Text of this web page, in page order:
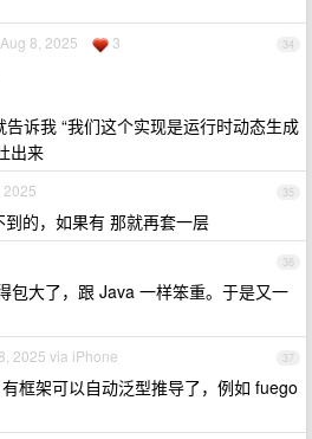
34
Aug 8, 2025 3
诉我 “我们这个实现是运行时动态生成
出来
35
2025
的，如果有 那就再套一层
36
包大了，跟 Java 一样笨重。于是又一
37
2025 via iPhone
框架可以自动泛型推导了，例如 fuego